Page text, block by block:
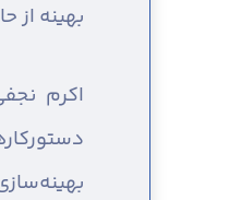
بهینه از
اکرم